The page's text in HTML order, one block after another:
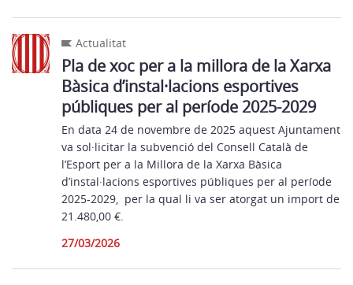
Actualitat
Pla de xoc per a la millora de la Xarxa
Bàsica d’instal·lacions esportives
públiques per al període 2025-2029
En data 24 de novembre de 2025 aquest Ajuntament
va sol·licitar la subvenció del Consell Català de
l’Esport per a la Millora de la Xarxa Bàsica
d’instal·lacions esportives públiques per al període
2025-2029, per la qual li va ser atorgat un import de
21.480,00 €.
27/03/2026